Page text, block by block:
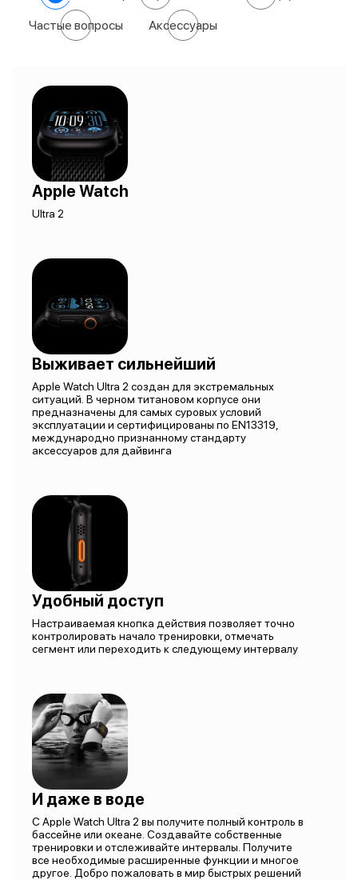
Частые вопросы Аксессуары
Apple Watch
Ultra 2
Выживает сильнейший
Apple Watch Ultra 2 создан для экстремальных
ситуаций. В черном титановом корпусе они
предназначены для самых суровых условий
эксплуатации и сертифицированы по EN13319,
международно признанному стандарту
аксессуаров для дайвинга
Удобный доступ
Настраиваемая кнопка действия позволяет точно
контролировать начало тренировки, отмечать
сегмент или переходить к следующему интервалу
И даже в воде
С Apple Watch Ultra 2 вы получите полный контроль в
бассейне или океане. Создавайте собственные
тренировки и отслеживайте интервалы. Получите
все необходимые расширенные функции и многое
другое. Добро пожаловать в мир быстрых решений